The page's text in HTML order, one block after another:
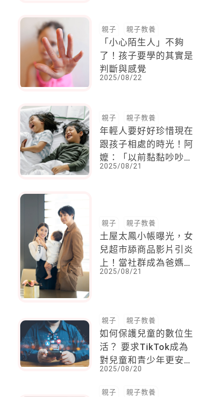
親子 親子教養
「小心陌生人」不夠
了！孩子要學的其實是
判斷與感覺
2025/08/22
親子 親子教養
年輕人要好好珍惜現在
跟孩子相處的時光！阿
嬤：「以前黏黏吵吵的
日子，其實才是最幸福
2025/08/21
親子 親子教養
土屋太鳳小帳曝光，女
兒超市舔商品影片引炎
上！當社群成為爸媽被
檢視「不當教養」的放
2025/08/21
親子 親子教養
如何保護兒童的數位生
活？ 要求TikTok成為
對兒童和青少年更安全
的平台
2025/08/20
親子 親子教養